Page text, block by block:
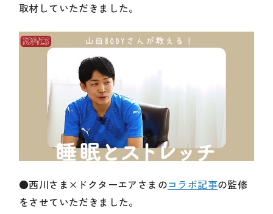
取材していただきました。
●西川さま×ドクターエアさまのコラボ記事の監修
をさせていただきました。